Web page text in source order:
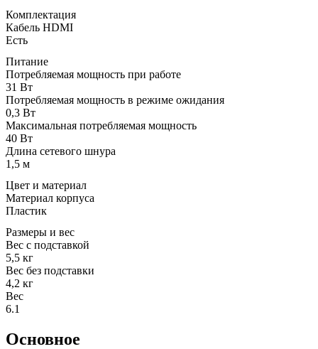
Комплектация
Кабель HDMI
Есть
Питание
Потребляемая мощность при работе
31 Вт
Потребляемая мощность в режиме ожидания
0,3 Вт
Максимальная потребляемая мощность
40 Вт
Длина сетевого шнура
1,5 м
Цвет и материал
Материал корпуса
Пластик
Размеры и вес
Вес с подставкой
5,5 кг
Вес без подставки
4,2 кг
Вес
6.1
Основное